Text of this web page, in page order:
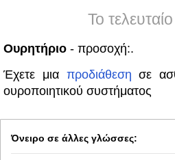
Το
Ουρητήριο - προσοχή:.
Έχετε μια προδιάθεση σε
ουροποιητικού συστήματος
Όνειρο σε άλλες γλώσσες: